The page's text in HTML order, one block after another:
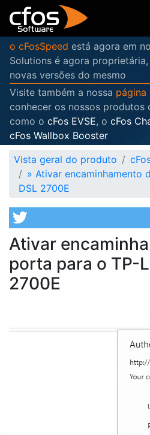
o cFosSpeed está agora em
Solutions é agora
novas versões do mesmo
Visite também a nossa página
conhecer os nossos produtos
como o cFos EVSE, o cFos
cFos Wallbox Booster
Vista geral do produto
» Ativar encaminhamento
DSL 2700E
Ativar
porta para o TP-
2700E